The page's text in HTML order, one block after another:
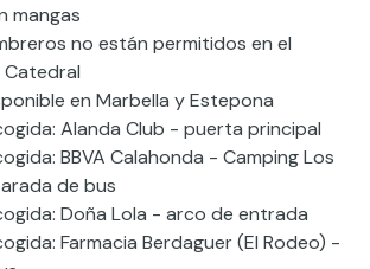
mangas
no están permitidos en el
en Marbella y Estepona
Alanda Club - puerta principal
BBVA Calahonda - Camping Los
de bus
Doña Lola - arco de entrada
Farmacia Berdaguer (El Rodeo) -